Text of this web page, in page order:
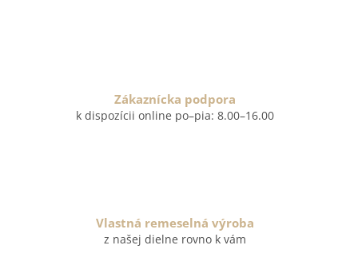
Zákaznícka podpora
k dispozícii online po–pia: 8.00–16.00
Vlastná remeselná výroba
z našej dielne rovno k vám